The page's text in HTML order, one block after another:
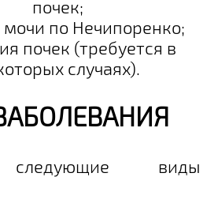
почек;
мочи по Нечипоренко;
почек (требуется в
случаях).
виды